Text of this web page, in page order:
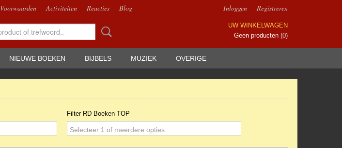
Voorwaarden Activiteiten Reacties Blog Inloggen Registreren
UW WINKELWAGEN
Geen producten (0)
NIEUWE BOEKEN BIJBELS MUZIEK OVERIGE
Filter RD Boeken TOP
Selecteer 1 of meerdere opties